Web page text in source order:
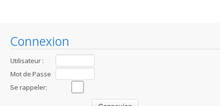
Connexion
Utilisateur :
Mot de Passe
:Se rappeler: